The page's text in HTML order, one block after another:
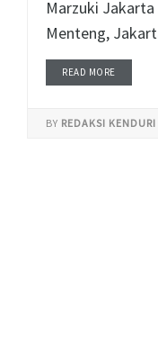
Marzuki Jakarta
Menteng,
READ MORE
BY REDAKSI